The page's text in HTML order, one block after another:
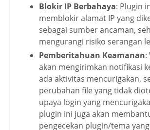
Blokir IP Berbahaya: Plugin
memblokir alamat IP yang
sebagai sumber ancaman,
mengurangi risiko serangan
Pemberitahuan Keamanan:
akan mengirimkan notifikasi
ada aktivitas mencurigakan,
perubahan file yang tidak
upaya login yang
plugin ini juga akan
pengecekan plugin/tema